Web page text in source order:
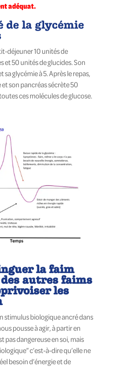
adéquat.
de la glycémie
déjeuner10 unités de
et 50 unitésde glucides. Son
saglycémie à 5. Après le repas,
et son pancréas sécrète 50
ces molécules de glucose.
la faim
autres faims
les
stimulus biologique ancré dans
pousse à agir, à partir en
pas dangereuse en soi, mais
c’est-à-dire qu’elle ne
besoin d’énergie et de